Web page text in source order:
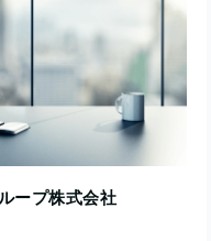
ープ株式会社